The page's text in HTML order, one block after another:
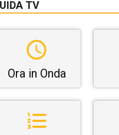
TV
Ora in Onda